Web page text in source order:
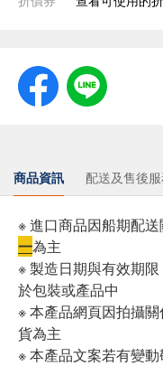
商品資訊 配送及售後
※ 進口商品因船期配
一為主
※ 製造日期與有效期
於包裝或產品中
※ 本產品網頁因拍攝
貨為主
※ 本產品文案若有變